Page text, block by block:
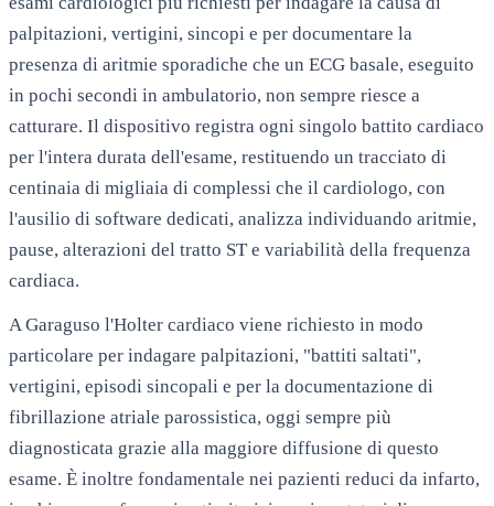
palpitazioni, vertigini, sincopi e per documentare la
presenza di aritmie sporadiche che un ECG basale, eseguito
in pochi secondi in ambulatorio, non sempre riesce a
catturare. Il dispositivo registra ogni singolo battito cardiaco
per l'intera durata dell'esame, restituendo un tracciato di
centinaia di migliaia di complessi che il cardiologo, con
l'ausilio di software dedicati, analizza individuando aritmie,
pause, alterazioni del tratto ST e variabilità della frequenza
cardiaca.
AGaraguso l'Holter cardiaco viene richiesto in modo
particolare per indagare palpitazioni, "battiti saltati",
vertigini, episodi sincopali e per la documentazione di
fibrillazione atriale parossistica, oggi sempre più
diagnosticata grazie alla maggiore diffusione di questo
esame. È inoltre fondamentale nei pazienti reduci da infarto,